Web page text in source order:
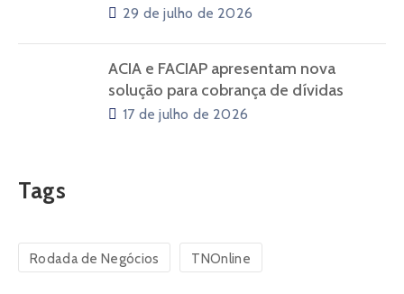
29 de julho de 2026
ACIA e FACIAP apresentam nova
solução para cobrança de dívidas
17 de julho de 2026
Tags
Rodada de Negócios TNOnline